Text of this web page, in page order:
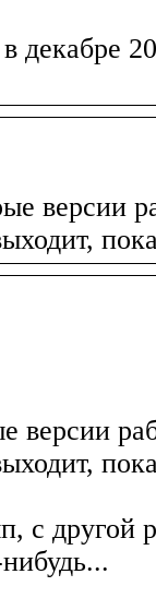
декабре
версии
версии
с другой